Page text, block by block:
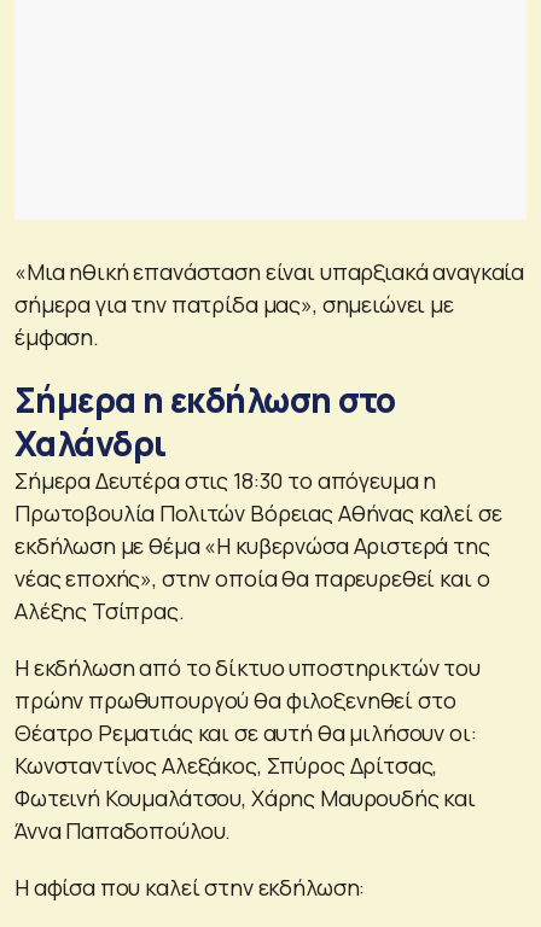
«Μια ηθική επανάσταση είναι υπαρξιακά αναγκαία
σήμερα για την πατρίδα μας», σημειώνει με
έμφαση.
Σήμερα η εκδήλωση στο
Χαλάνδρι
Σήμερα Δευτέρα στις 18:30 το απόγευμα η
Πρωτοβουλία Πολιτών Βόρειας Αθήνας καλεί σε
εκδήλωση με θέμα «Η κυβερνώσα Αριστερά της
νέας εποχής», στην οποία θα παρευρεθεί και ο
Αλέξης Τσίπρας.
Η εκδήλωση από το δίκτυο υποστηρικτών του
πρώην πρωθυπουργού θα φιλοξενηθεί στο
Θέατρο Ρεματιάς και σε αυτή θα μιλήσουν οι:
Κωνσταντίνος Αλεξάκος, Σπύρος Δρίτσας,
Φωτεινή Κουμαλάτσου, Χάρης Μαυρουδής και
Άννα Παπαδοπούλου.
Η αφίσα που καλεί στην εκδήλωση: